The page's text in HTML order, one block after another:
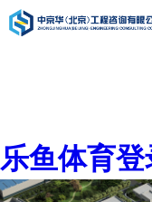
乐鱼体育